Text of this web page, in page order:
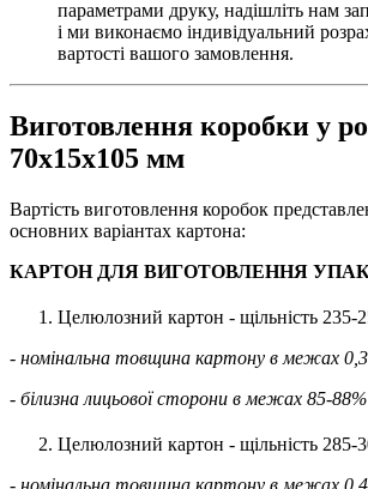
параметрами друку, надішліть нам
і ми виконаємо індивідуальний
вартості вашого замовлення.
Виготовлення коробки у
70х15х105 мм
Вартість виготовлення коробок
основних варіантах картона:
КАРТОН ДЛЯ ВИГОТОВЛЕННЯ
Целюлозний картон - щільність 235-
- номінальна товщина картону в межах
- білизна лицьової сторони в межах 85-88%
Целюлозний картон - щільність 285-